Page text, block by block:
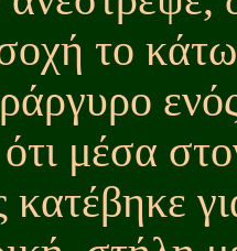
το
μέσα